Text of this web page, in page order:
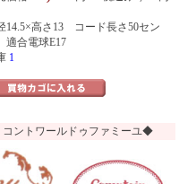
14.5×高さ13 コード長さ50セン
合電球E17
1
ントワールドゥファミーユ◆